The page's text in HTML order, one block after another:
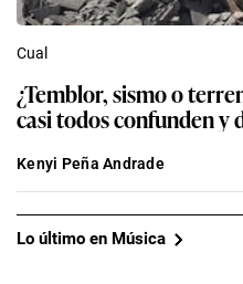
Cual
¿Temblor, sismo o
casi todos confunden y
Kenyi Peña Andrade
Lo último en Música